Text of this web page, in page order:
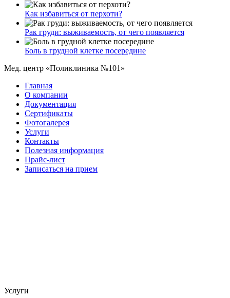
Как избавиться от перхоти?
Рак груди: выживаемость, от чего появляется
Боль в грудной клетке посередине
Мед. центр «Поликлиника №101»
Главная
О компании
Документация
Сертификаты
Фотогалерея
Услуги
Контакты
Полезная информация
Прайс-лист
Записаться на прием
Услуги